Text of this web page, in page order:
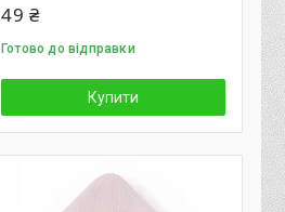
49 ₴
Готово до відправки
Купити